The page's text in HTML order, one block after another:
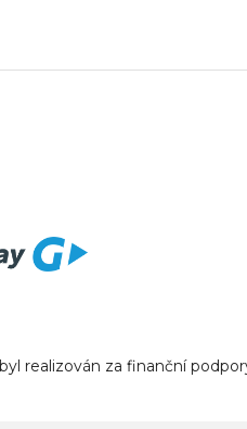
realizován za finanční